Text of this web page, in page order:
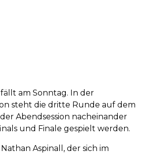
am Sonntag. In der
steht die dritte Runde auf dem
Abendsession nacheinander
und Finale gespielt werden.
Aspinall, der sich im